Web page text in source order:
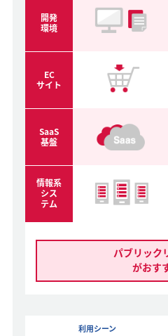
開発
環境
EC
サイト
SaaS
基盤
情報系
シス
テム
パブリック
がおす
利用シーン